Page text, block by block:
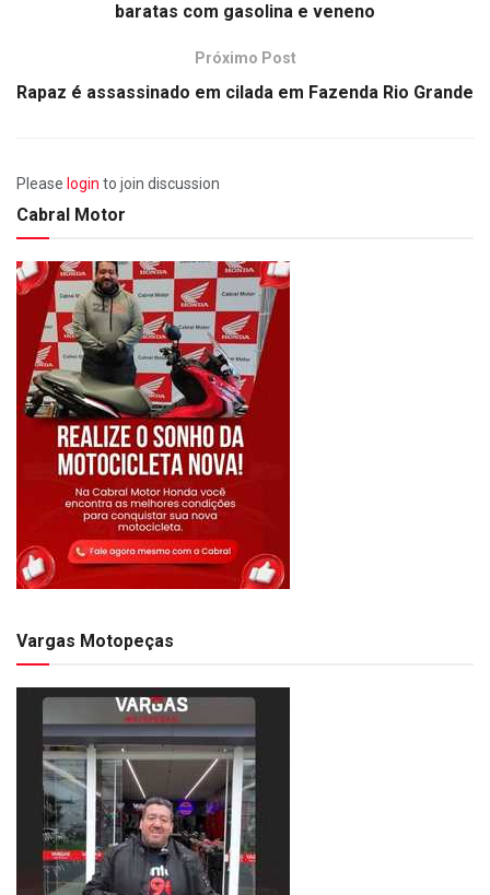
baratas com gasolina e veneno
Próximo Post
Rapaz é assassinado em cilada em Fazenda Rio Grande
Please login to join discussion
Cabral Motor
Vargas Motopeças